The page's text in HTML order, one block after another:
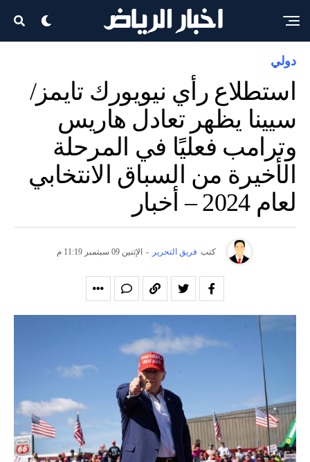
دولي
استطلاع رأي نيويورك تايمز/
سيينا يظهر تعادل هاريس
وترامب فعليًا في المرحلة
الأخيرة من السباق الانتخابي
لعام 2024 – أخبار
كتب فريق التحرير - الإثنين 09 سبتمبر 11:19 م